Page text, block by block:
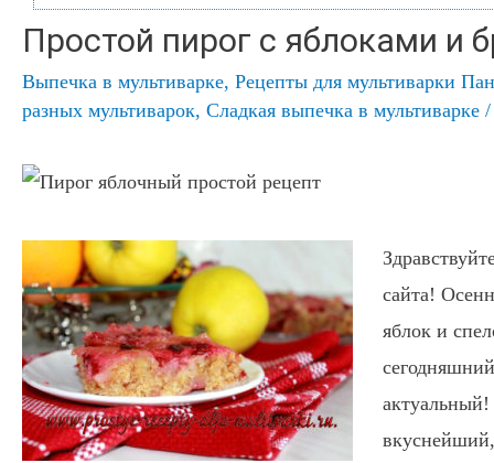
Простой пирог с яблоками и
Выпечка в мультиварке, Рецепты для мультиварки
разных мультиварок, Сладкая выпечка в мультиварке
сайта!
яблок и